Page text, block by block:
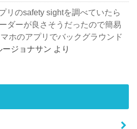
リのsafety sightを調べていたら
ダーが良さそうだったので簡易
ホのアプリでバックグラウンド
ージョナサン より